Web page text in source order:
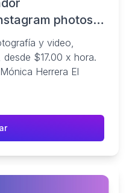
photos
y video,
$17.00 x hora.
Herrera El